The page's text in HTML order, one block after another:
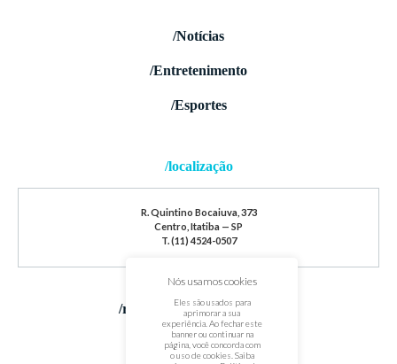
/Notícias
/Entretenimento
/Esportes
/localização
R. Quintino Bocaiuva, 373
Centro, Itatiba — SP
T. (11) 4524-0507
/redes sociais
Nós usamos cookies
Eles são usados para
aprimorar a sua
experiência. Ao fechar este
banner ou continuar na
página, você concorda com
o uso de cookies. Saiba